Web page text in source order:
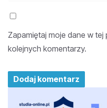
Zapamiętaj moje dane w
kolejnych komentarzy.